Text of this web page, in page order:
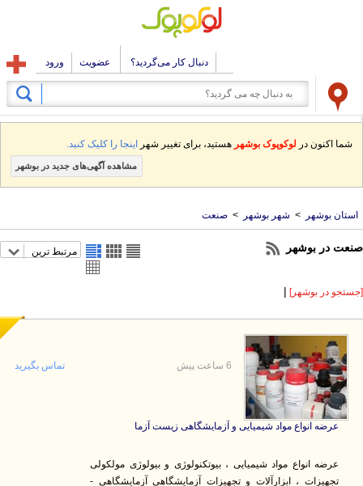
دنبال کار می‌گردید؟ عضویت ورود
شما اکنون در لوکوپوک بوشهر هستید، برای تغییر شهر اینجا را کلیک کنید.
مشاهده آگهی‌های جدید در بوشهر
استان بوشهر > شهر بوشهر > صنعت
در بوشهر مرتبط ترین
در بوشهر] |
عرضه انواع مواد شیمیایی و آزمایشگاهی زیست آزما
عرضه انواع مواد شیمیایی ، بیوتکنولوژی و بیولوژی مولکولی
تجهیزات ، ابزارآلات و تجهیزات آزمایشگاهی آزمایشگاهی -
تماس بگیرید